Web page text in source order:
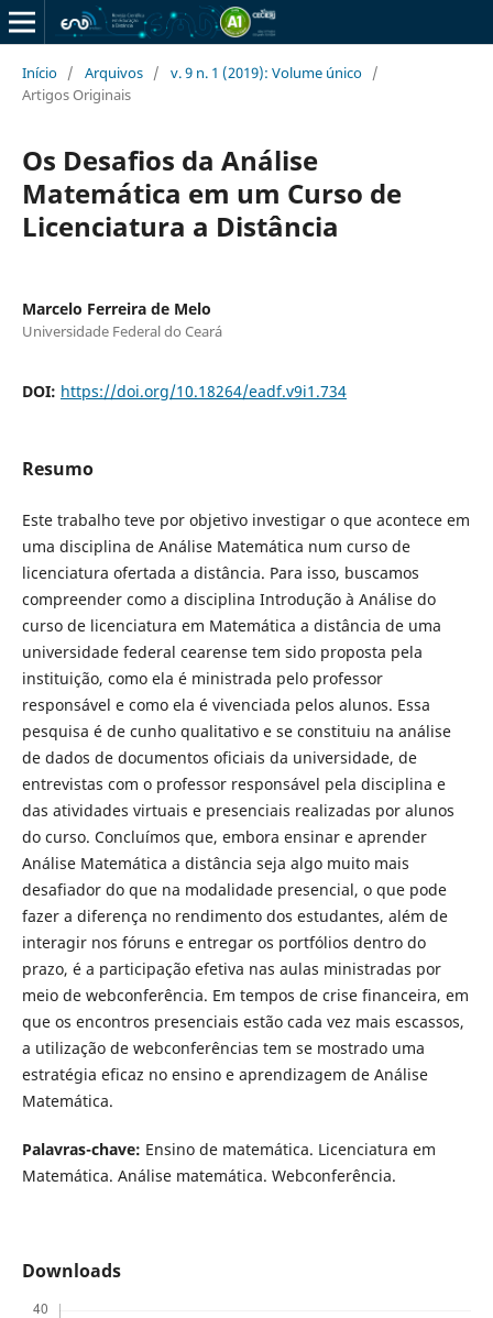
Início / Arquivos / v. 9 n. 1 (2019): Volume único /
Artigos Originais
Os Desafios da Análise
Matemática em um Curso de
Licenciatura a Distância
Marcelo Ferreira de Melo
Universidade Federal do Ceará
DOI: https://doi.org/10.18264/eadf.v9i1.734
Resumo
Este trabalho teve por objetivo investigar o que acontece em
uma disciplina de Análise Matemática num curso de
licenciatura ofertada a distância. Para isso, buscamos
compreender como a disciplina Introdução à Análise do
curso de licenciatura em Matemática a distância de uma
universidade federal cearense tem sido proposta pela
instituição, como ela é ministrada pelo professor
responsável e como ela é vivenciada pelos alunos. Essa
pesquisa é de cunho qualitativo e se constituiu na análise
de dados de documentos oficiais da universidade, de
entrevistas com o professor responsável pela disciplina e
das atividades virtuais e presenciais realizadas por alunos
do curso. Concluímos que, embora ensinar e aprender
Análise Matemática a distância seja algo muito mais
desafiador do que na modalidade presencial, o que pode
fazer a diferença no rendimento dos estudantes, além de
interagir nos fóruns e entregar os portfólios dentro do
prazo, é a participação efetiva nas aulas ministradas por
meio de webconferência. Em tempos de crise financeira, em
que os encontros presenciais estão cada vez mais escassos,
a utilização de webconferências tem se mostrado uma
estratégia eficaz no ensino e aprendizagem de Análise
Matemática.
Palavras-chave: Ensino de matemática. Licenciatura em
Matemática. Análise matemática. Webconferência.
Downloads